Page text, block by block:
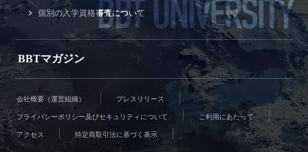
個別の入学資格審査について
BBTマガジン
BBT UNIVERSITY
会社概要（運営組織） プレスリリース
プライバシーポリシー及びセキュリティについて ご利用にあたって
アクセス 特定商取引法に基づく表示